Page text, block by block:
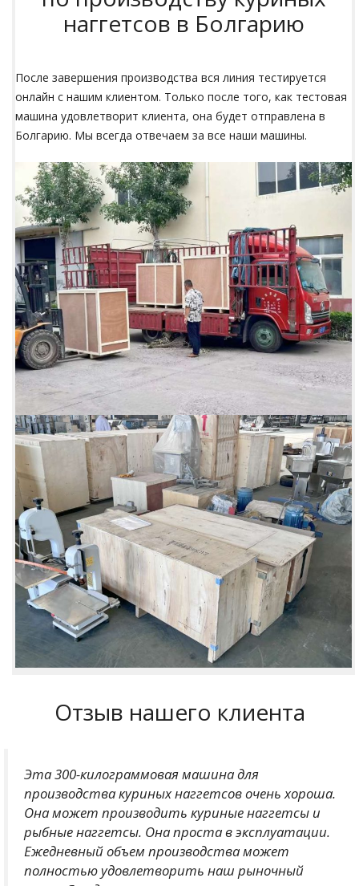
наггетсов в Болгарию
После завершения производства вся линия тестируется
онлайн с нашим клиентом. Только после того, как тестовая
машина удовлетворит клиента, она будет отправлена в
Болгарию. Мы всегда отвечаем за все наши машины.
Отзыв нашего клиента
Эта 300-килограммовая машина для
производства куриных наггетсов очень хороша.
Она может производить куриные наггетсы и
рыбные наггетсы. Она проста в эксплуатации.
Ежедневный объем производства может
полностью удовлетворить наш рыночный